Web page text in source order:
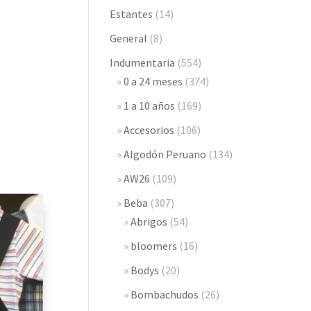
Estantes (14)
General (8)
Indumentaria (554)
0 a 24 meses (374)
1 a 10 años (169)
Accesorios (106)
Algodón Peruano (134)
AW26 (109)
Beba (307)
Abrigos (54)
bloomers (16)
Bodys (20)
Bombachudos (26)